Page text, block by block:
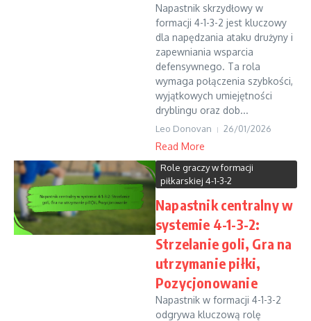
Napastnik skrzydłowy w
formacji 4-1-3-2 jest kluczowy
dla napędzania ataku drużyny i
zapewniania wsparcia
defensywnego. Ta rola
wymaga połączenia szybkości,
wyjątkowych umiejętności
dryblingu oraz dob...
Leo Donovan 26/01/2026
Read More
Role graczy w formacji
piłkarskiej 4-1-3-2
Napastnik centralny w
systemie 4-1-3-2:
Strzelanie goli, Gra na
utrzymanie piłki,
Pozycjonowanie
Napastnik w formacji 4-1-3-2
odgrywa kluczową rolę